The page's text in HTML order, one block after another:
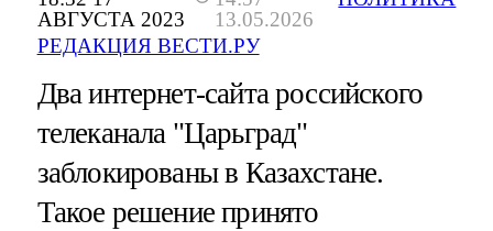
АВГУСТА 2023
13.05.2026
РЕДАКЦИЯ ВЕСТИ.РУ
Два интернет-сайта российского
телеканала "Царьград"
заблокированы в Казахстане.
Такое решение принято